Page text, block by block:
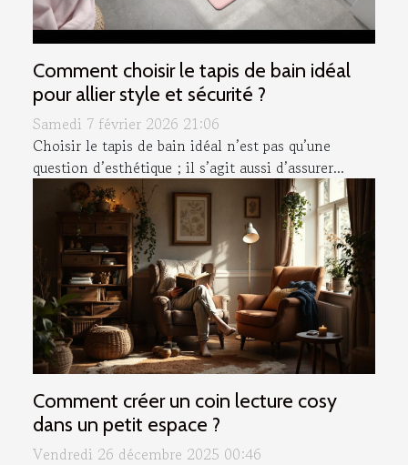
Comment choisir le tapis de bain idéal
pour allier style et sécurité ?
Samedi 7 février 2026 21:06
Choisir le tapis de bain idéal n’est pas qu’une
question d’esthétique ; il s’agit aussi d’assurer...
Comment créer un coin lecture cosy
dans un petit espace ?
Vendredi 26 décembre 2025 00:46